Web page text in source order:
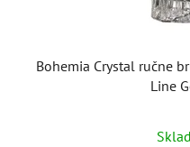
Bohemia Crystal ručne
Line